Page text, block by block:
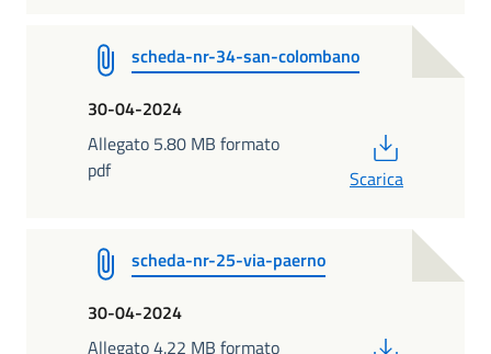
scheda-nr-34-san-colombano
30-04-2024
Allegato 5.80 MB formato
pdf
Scarica
scheda-nr-25-via-paerno
30-04-2024
Allegato 4.22 MB formato